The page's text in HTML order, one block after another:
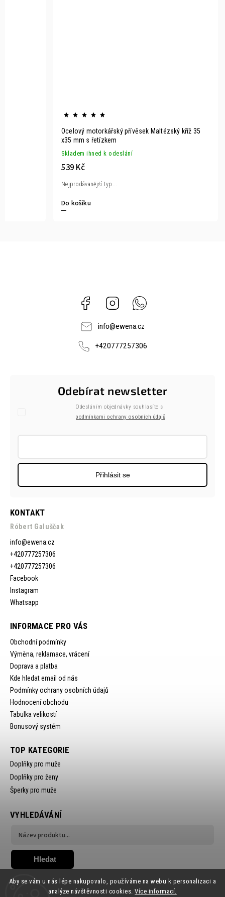
Aby se vám u nás lépe nakupovalo, používáme na webu k personalizaci a
analýze návštěvnosti cookies.Více informací.
Ocelový motorkářský přívěsek Maltézský kříž 35
x35 mm s řetízkem
Skladem ihned k odeslání
539 Kč
Do košíku
Nejprodávanější typ...
Facebook Instagram
info@ewena.cz
+420777257306
KONTAKT
Róbert Galuščak
info@ewena.cz
+420777257306
+420777257306
Facebook
Instagram
Whatsapp
INFORMACE PRO VÁS
Obchodní podmínky
Výměna, reklamace, vrácení
Doprava a platba
Kde hledat email od nás
Podmínky ochrany osobních údajů
Hodnocení obchodu
Tabulka velikostí
Bonusový systém
Odebírat newsletter
Odesláním objednávky souhlasíte s
podmínkami ochrany osobních údajů
Přihlásit se
TOP KATEGORIE
Doplňky pro muže
Doplňky pro ženy
Šperky pro muže
VYHLEDÁVÁNÍ
Hledat